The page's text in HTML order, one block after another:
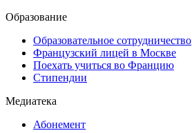
Образование
Образовательное сотрудничество
Французский лицей в Москве
Поехать учиться во Францию
Стипендии
Медиатека
Абонемент